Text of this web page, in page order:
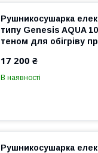
Рушникосушарка
типу Genesis AQUA
теном для обігріву
17 200 ₴
В наявності
Рушникосушарка